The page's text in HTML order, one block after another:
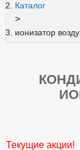
Каталог
>
ионизатор
Текущие акции!